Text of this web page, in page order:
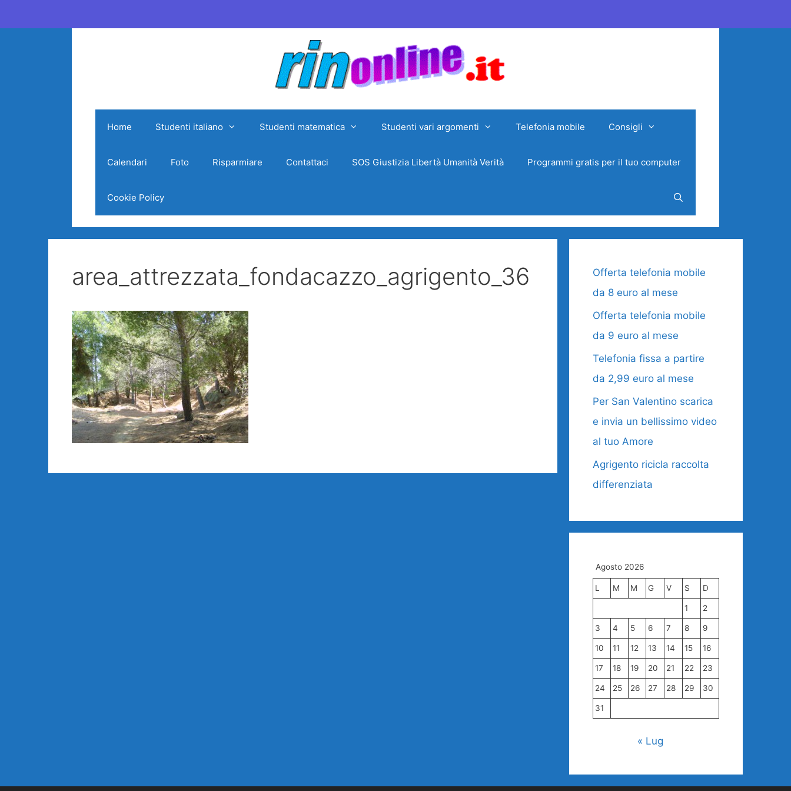
al
Home Studenti italiano Studenti matematica Studenti vari argomenti Telefonia mobile Consigli
Calendari Foto Risparmiare Contattaci SOS Giustizia Libertà Umanità Verità Programmi gratis per il tuo computer
Cookie Policy
area_attrezzata_fondacazzo_agrigento_36
Offerta telefonia mobile
da 8 euro al mese
Offerta telefonia mobile
da 9 euro al mese
Telefonia fissa a partire
da 2,99 euro al mese
Per San Valentino scarica
e invia un bellissimo video
al tuo Amore
Agrigento ricicla raccolta
differenziata
Agosto 2026
L M M G V S D
1 2
3 4 5 6 7 8 9
10 11 12 13 14 15 16
17 18 19 20 21 22 23
24 25 26 27 28 29 30
31
« Lug